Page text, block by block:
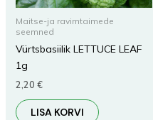
Maitse-ja ravimtaimede
seemned
Vürtsbasiilik LETTUCE LEAF
1g
2,20 €
LISA KORVI